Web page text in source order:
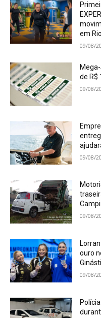
em
09/08/
de R$
09/08/
09/08/
09/08/
ouro
09/08/